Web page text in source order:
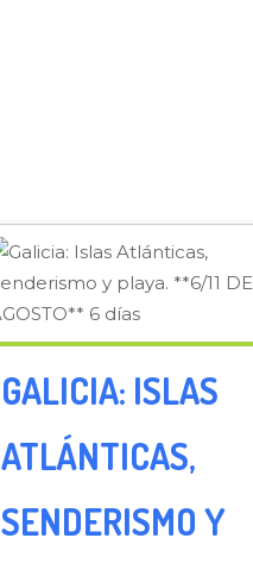
GALICIA: ISLAS
ATLÁNTICAS,
SENDERISMO Y